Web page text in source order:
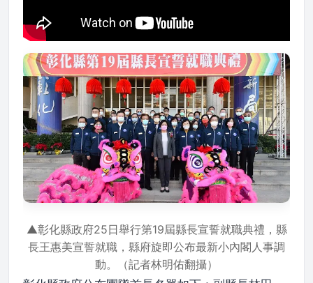
▲彰化縣政府25日舉行第19屆縣長宣誓就職典禮，縣
長王惠美宣誓就職，縣府旋即公布最新小內閣人事調
動。（記者林明佑翻攝）